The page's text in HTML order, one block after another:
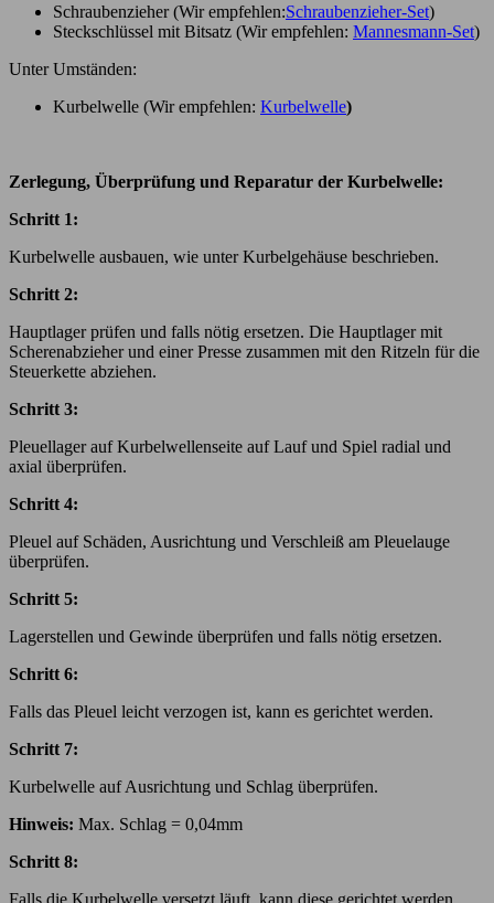
Schraubenzieher (Wir empfehlen:Schraubenzieher-Set)
Steckschlüssel mit Bitsatz (Wir empfehlen: Mannesmann-Set)
Unter Umständen:
Kurbelwelle (Wir empfehlen: Kurbelwelle)
Zerlegung, Überprüfung und Reparatur der Kurbelwelle:
Schritt 1:
Kurbelwelle ausbauen, wie unter Kurbelgehäuse beschrieben.
Schritt 2:
Hauptlager prüfen und falls nötig ersetzen. Die Hauptlager mit
Scherenabzieher und einer Presse zusammen mit den Ritzeln für die
Steuerkette abziehen.
Schritt 3:
Pleuellager auf Kurbelwellenseite auf Lauf und Spiel radial und
axial überprüfen.
Schritt 4:
Pleuel auf Schäden, Ausrichtung und Verschleiß am Pleuelauge
überprüfen.
Schritt 5:
Lagerstellen und Gewinde überprüfen und falls nötig ersetzen.
Schritt 6:
Falls das Pleuel leicht verzogen ist, kann es gerichtet werden.
Schritt 7:
Kurbelwelle auf Ausrichtung und Schlag überprüfen.
Hinweis: Max. Schlag = 0,04mm
Schritt 8:
Falls die Kurbelwelle versetzt läuft, kann diese gerichtet werden.